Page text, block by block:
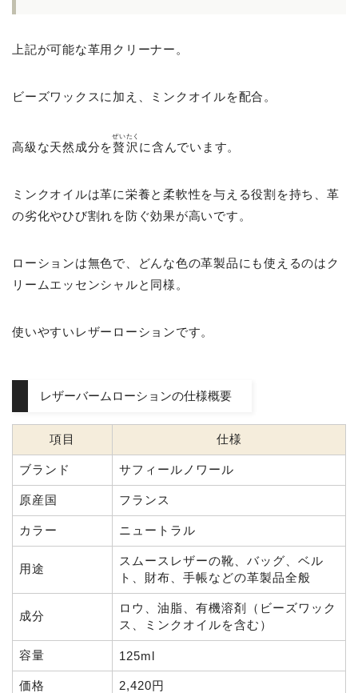
上記が可能な革用クリーナー。
ビーズワックスに加え、ミンクオイルを配合。
高級な天然成分を贅沢
ぜいたく
に含んでいます。
ミンクオイルは革に栄養と柔軟性を与える役割を持ち、革
の劣化やひび割れを防ぐ効果が高いです。
ローションは無色で、どんな色の革製品にも使えるのはク
リームエッセンシャルと同様。
使いやすいレザーローションです。
レザーバームローションの仕様概要
項目 仕様
ブランド サフィールノワール
原産国 フランス
カラー ニュートラル
用途
スムースレザーの靴、バッグ、ベル
ト、財布、手帳などの革製品全般
成分
ロウ、油脂、有機溶剤（ビーズワック
ス、ミンクオイルを含む）
容量 125ml
価格 2,420円